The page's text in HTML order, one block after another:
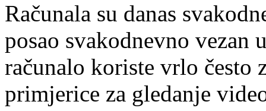
Računala su danas
posao svakodnevno vezan
računalo koriste vrlo često
primjerice za gledanje